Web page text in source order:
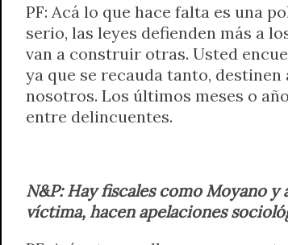
PF: Acá lo que hace falta es una
serio, las leyes defienden más a
van a construir otras. Usted
ya que se recauda tanto,
nosotros. Los últimos meses o
entre delincuentes.
N&P: Hay fiscales como Moyano
víctima, hacen apelaciones